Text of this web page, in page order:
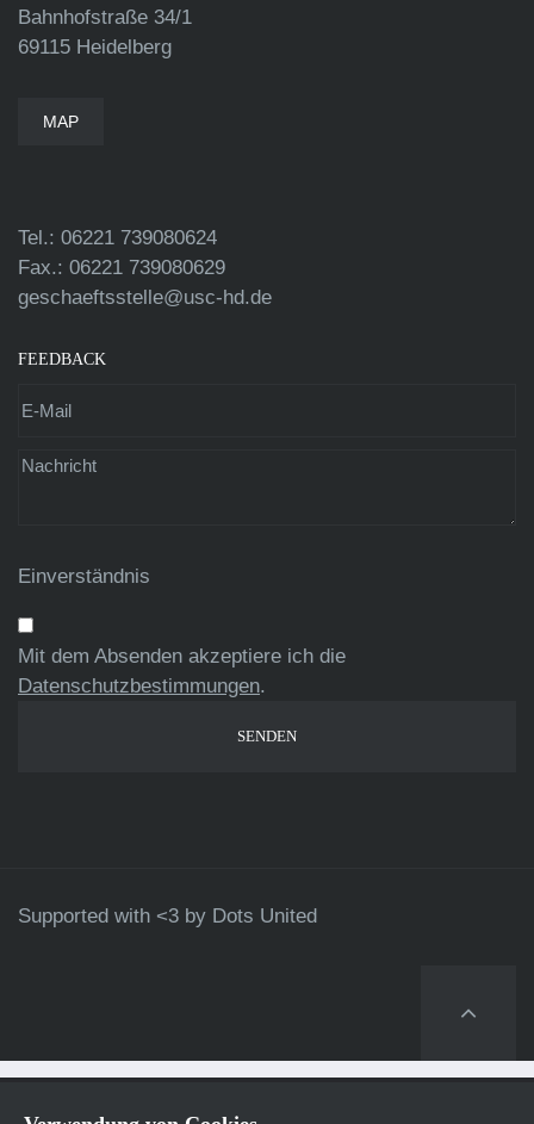
Bahnhofstraße 34/1
69115 Heidelberg
MAP
Tel.: 06221 739080624
Fax.: 06221 739080629
geschaeftsstelle@usc-hd.de
FEEDBACK
Einverständnis
Mit dem Absenden akzeptiere ich die
Datenschutzbestimmungen.
Supported with <3 by Dots United